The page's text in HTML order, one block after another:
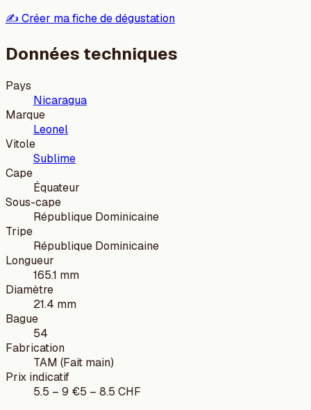
✍️ Créer ma fiche de dégustation
Données techniques
Pays
Nicaragua
Marque
Leonel
Vitole
Sublime
Cape
Équateur
Sous-cape
République Dominicaine
Tripe
République Dominicaine
Longueur
165.1 mm
Diamètre
21.4 mm
Bague
54
Fabrication
TAM (Fait main)
Prix indicatif
5.5 – 9 €5 – 8.5 CHF